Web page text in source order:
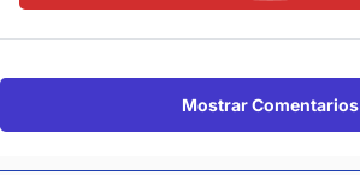
Mostrar Comentarios